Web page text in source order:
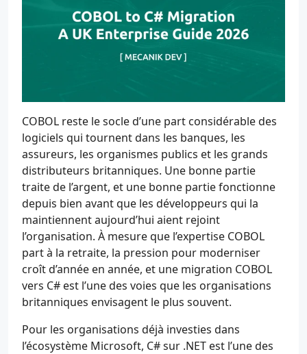
COBOL reste le socle d’une part considérable des
logiciels qui tournent dans les banques, les
assureurs, les organismes publics et les grands
distributeurs britanniques. Une bonne partie
traite de l’argent, et une bonne partie fonctionne
depuis bien avant que les développeurs qui la
maintiennent aujourd’hui aient rejoint
l’organisation. À mesure que l’expertise COBOL
part à la retraite, la pression pour moderniser
croît d’année en année, et une migration COBOL
vers C# est l’une des voies que les organisations
britanniques envisagent le plus souvent.
Pour les organisations déjà investies dans
l’écosystème Microsoft, C# sur .NET est l’une des